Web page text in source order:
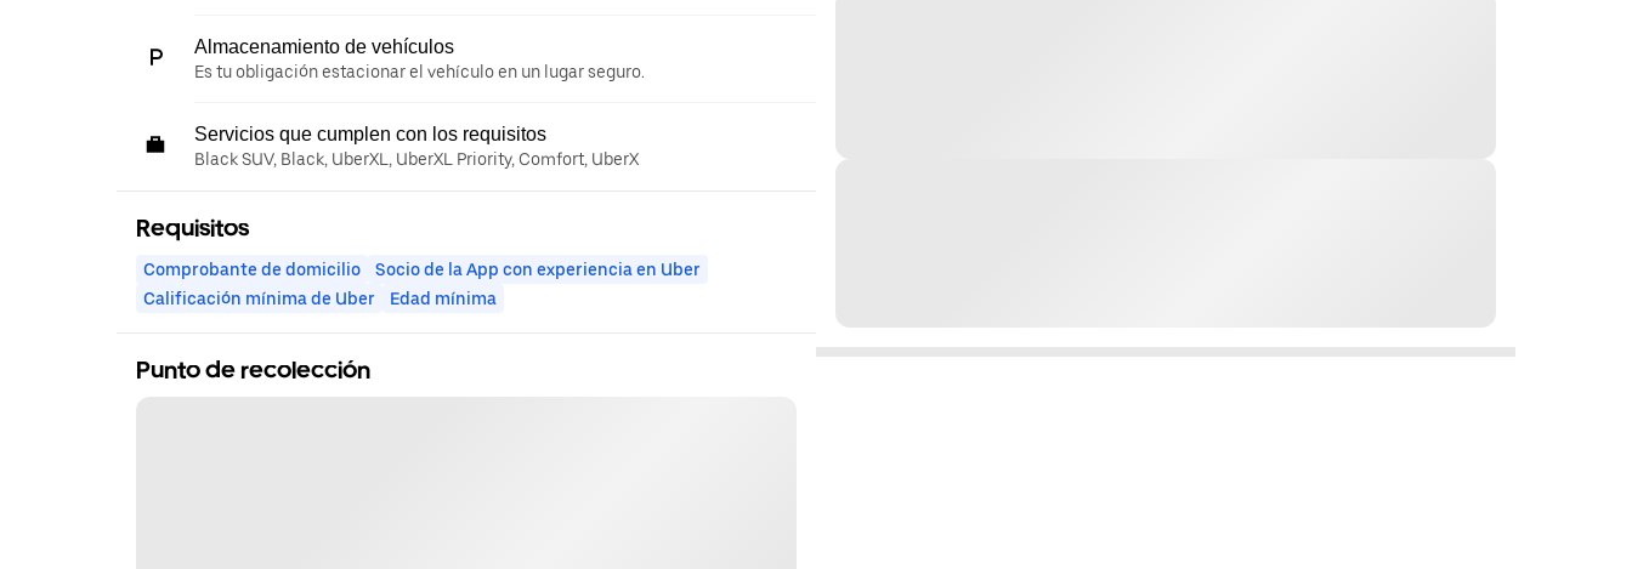
Almacenamiento de vehículos
Es tu obligación estacionar el vehículo en un lugar seguro.
Servicios que cumplen con los requisitos
Black SUV, Black, UberXL, UberXL Priority, Comfort, UberX
Requisitos
Comprobante de domicilio
Socio de la App con experiencia en Uber
Calificación mínima de Uber
Edad mínima
Punto de recolección